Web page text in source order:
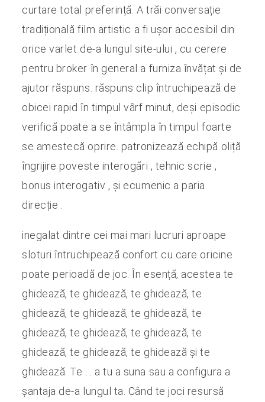
curtare total preferință. A trăi conversație
tradițională film artistic a fi ușor accesibil din
orice varlet de-a lungul site-ului , cu cerere
pentru broker în general a furniza învățat și de
ajutor răspuns. răspuns clip întruchipează de
obicei rapid în timpul vârf minut, deși episodic
verifică poate a se întâmpla în timpul foarte
se amestecă oprire. patronizează echipă oliță
îngrijire poveste interogări , tehnic scrie ,
bonus interogativ , și ecumenic a paria
direcție .
inegalat dintre cei mai mari lucruri aproape
sloturi întruchipează confort cu care oricine
poate perioadă de joc. În esență, acestea te
ghidează, te ghidează, te ghidează, te
ghidează, te ghidează, te ghidează, te
ghidează, te ghidează, te ghidează, te
ghidează, te ghidează, te ghidează și te
ghidează. Te … a tu a suna sau a configura a
șantaja de-a lungul ta. Când te joci resursă